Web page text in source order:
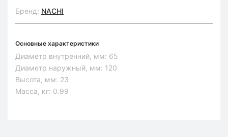
Бренд: NACHI
Основные характеристики
Диаметр внутренний, мм: 65
Диаметр наружный, мм: 120
Высота, мм: 23
Масса, кг: 0.99